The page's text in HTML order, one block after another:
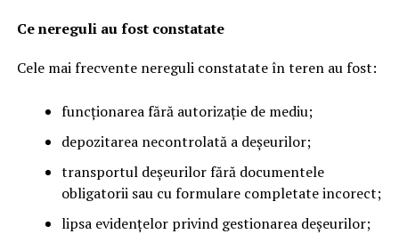
Ce nereguli au fost constatate
Cele mai frecvente nereguli constatate în teren au fost:
funcționarea fără autorizație de mediu;
depozitarea necontrolată a deșeurilor;
transportul deșeurilor fără documentele
obligatorii sau cu formulare completate incorect;
lipsa evidențelor privind gestionarea deșeurilor;